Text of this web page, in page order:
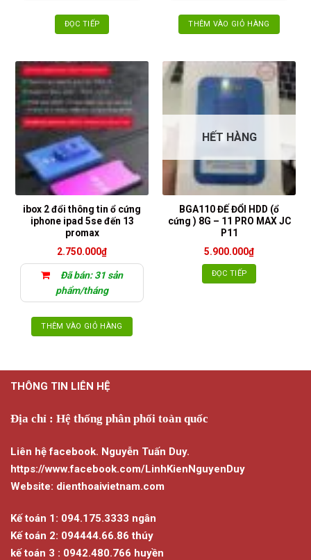
ĐỌC TIẾP THÊM VÀO GIỎ HÀNG
ibox 2 đổi thông tin ổ cứng
iphone ipad 5se đến 13
promax
2.750.000₫
Đã bán: 31 sản
phẩm/tháng
THÊM VÀO GIỎ HÀNG
HẾT HÀNG
BGA110 ĐẾ ĐỔI HDD (ổ
cứng ) 8G – 11 PRO MAX JC
P11
5.900.000₫
ĐỌC TIẾP
THÔNG TIN LIÊN HỆ
Địa chỉ : Hệ thống phân phối toàn quốc
Liên hệ facebook. Nguyễn Tuấn Duy.
https://www.facebook.com/LinhKienNguyenDuy
Website: dienthoaivietnam.com
Kế toán 1: 094.175.3333 ngân
Kế toán 2: 094444.66.86 thúy
kế toán 3 : 0942.480.766 huyền